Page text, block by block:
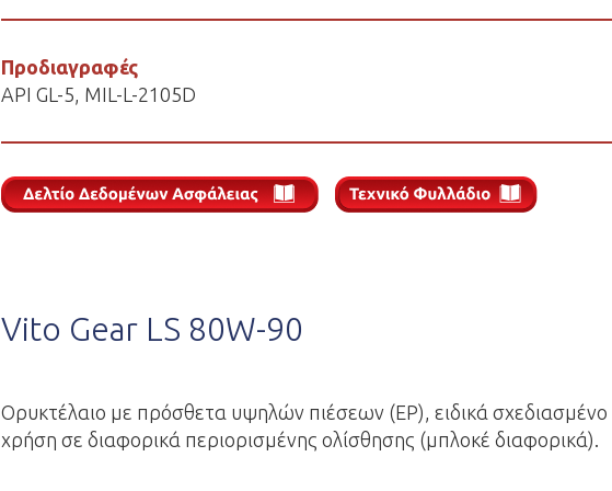
Προδιαγραφές
API GL-5, MIL-L-2105D
Vito Gear LS 80W-90
Oρυκτέλαιο με πρόσθετα υψηλών πιέσεων (EP), ειδικά σχεδιασμένο
χρήση σε διαφορικά περιορισμένης ολίσθησης (μπλοκέ διαφορικά).